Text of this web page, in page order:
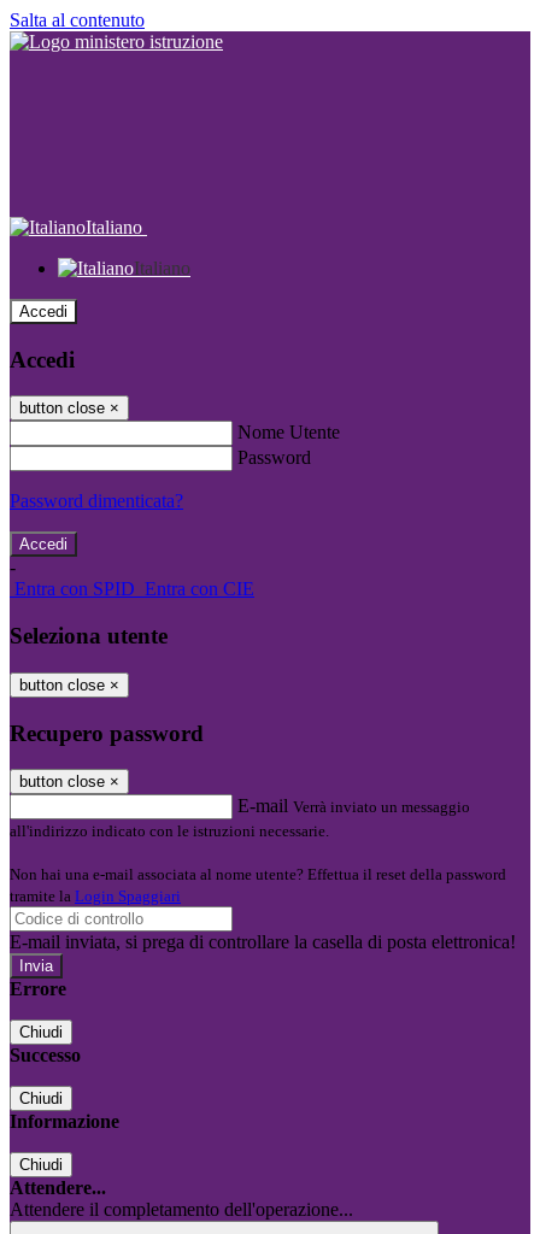
Salta al contenuto
Italiano
Italiano
Accedi
Accedi
button close ×
Nome Utente
Password
Password dimenticata?
-
Entra con SPID Entra con CIE
Seleziona utente
button close ×
Recupero password
button close ×
E-mail Verrà inviato un messaggio
all'indirizzo indicato con le istruzioni necessarie.
Non hai una e-mail associata al nome utente? Effettua il reset della password
tramite la Login Spaggiari
E-mail inviata, si prega di controllare la casella di posta elettronica!
Errore
Chiudi
Successo
Chiudi
Informazione
Chiudi
Attendere...
Attendere il completamento dell'operazione...